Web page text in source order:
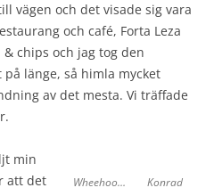
vägen och det visade sig vara
och café, Forta Leza
chips och jag tog den
länge, så himla mycket
av det mesta. Vi träffade
Konrad
Wheehoo…
min
att det